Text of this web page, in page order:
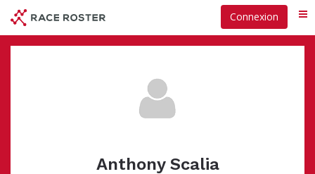
Passer
contenu
principal
Connexion
Anthony Scalia